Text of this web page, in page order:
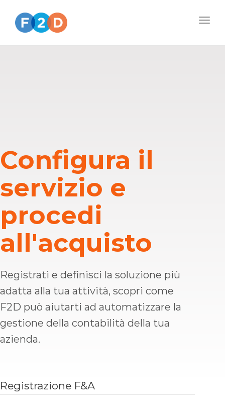
Configura il
servizio e
procedi
all'acquisto
Registrati e definisci la soluzione più
adatta alla tua attività, scopri come
F2D può aiutarti ad automatizzare la
gestione della contabilità della tua
azienda.
Registrazione F&A